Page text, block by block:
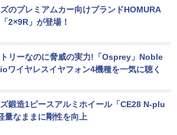
のプレミアムカー向けブランドHOMURA
2×9R」が登場！
リーなのに脅威の実力!「Osprey」Noble
ワイヤレスイヤフォン4機種を一気に聴く
鍛造1ピースアルミホイール「CE28 N-plu
量なままに剛性を向上